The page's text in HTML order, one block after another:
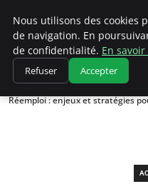
Chasseur De Tête
Accueil
Actualité
Réemploi : enjeux et stratégies
Nous utilisons des cookies
de navigation. En
de confidentialité. En
Refuser Accepter